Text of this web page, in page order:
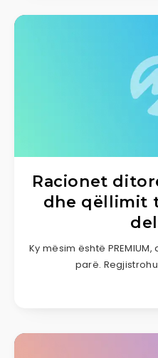
Racionet
dhe qëllimit
Ky mësim është
parë.